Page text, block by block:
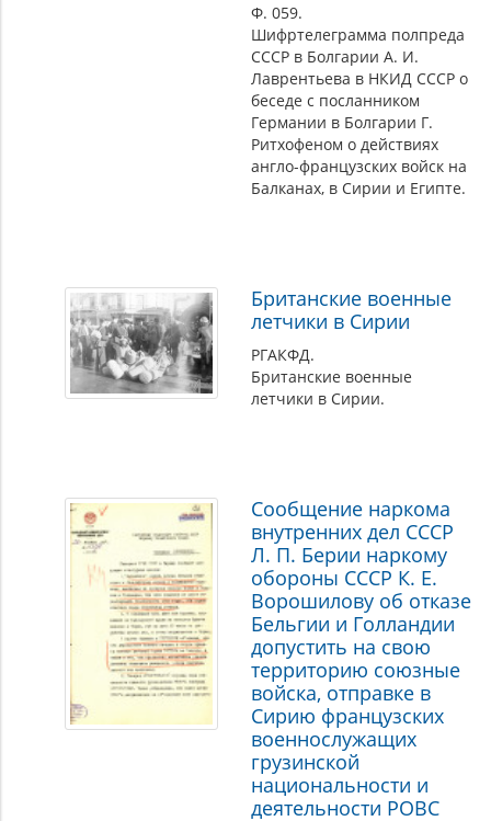
Ф. 059.
Шифртелеграмма полпреда
СССР в Болгарии А. И.
Лаврентьева в НКИД СССР о
беседе с посланником
Германии в Болгарии Г.
Ритхофеном о действиях
англо-французских войск на
Балканах, в Сирии и Египте.
Британские военные
летчики в Сирии
РГАКФД.
Британские военные
летчики в Сирии.
Сообщение наркома
внутренних дел СССР
Л. П. Берии наркому
обороны СССР К. Е.
Ворошилову об отказе
Бельгии и Голландии
допустить на свою
территорию союзные
войска, отправке в
Сирию французских
военнослужащих
грузинской
национальности и
деятельности РОВС